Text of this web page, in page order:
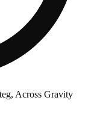
Across Gravity